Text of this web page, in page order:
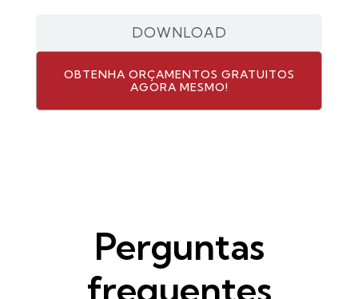
DOWNLOAD
OBTENHA ORÇAMENTOS GRATUITOS
AGORA MESMO!
Perguntas
frequentes